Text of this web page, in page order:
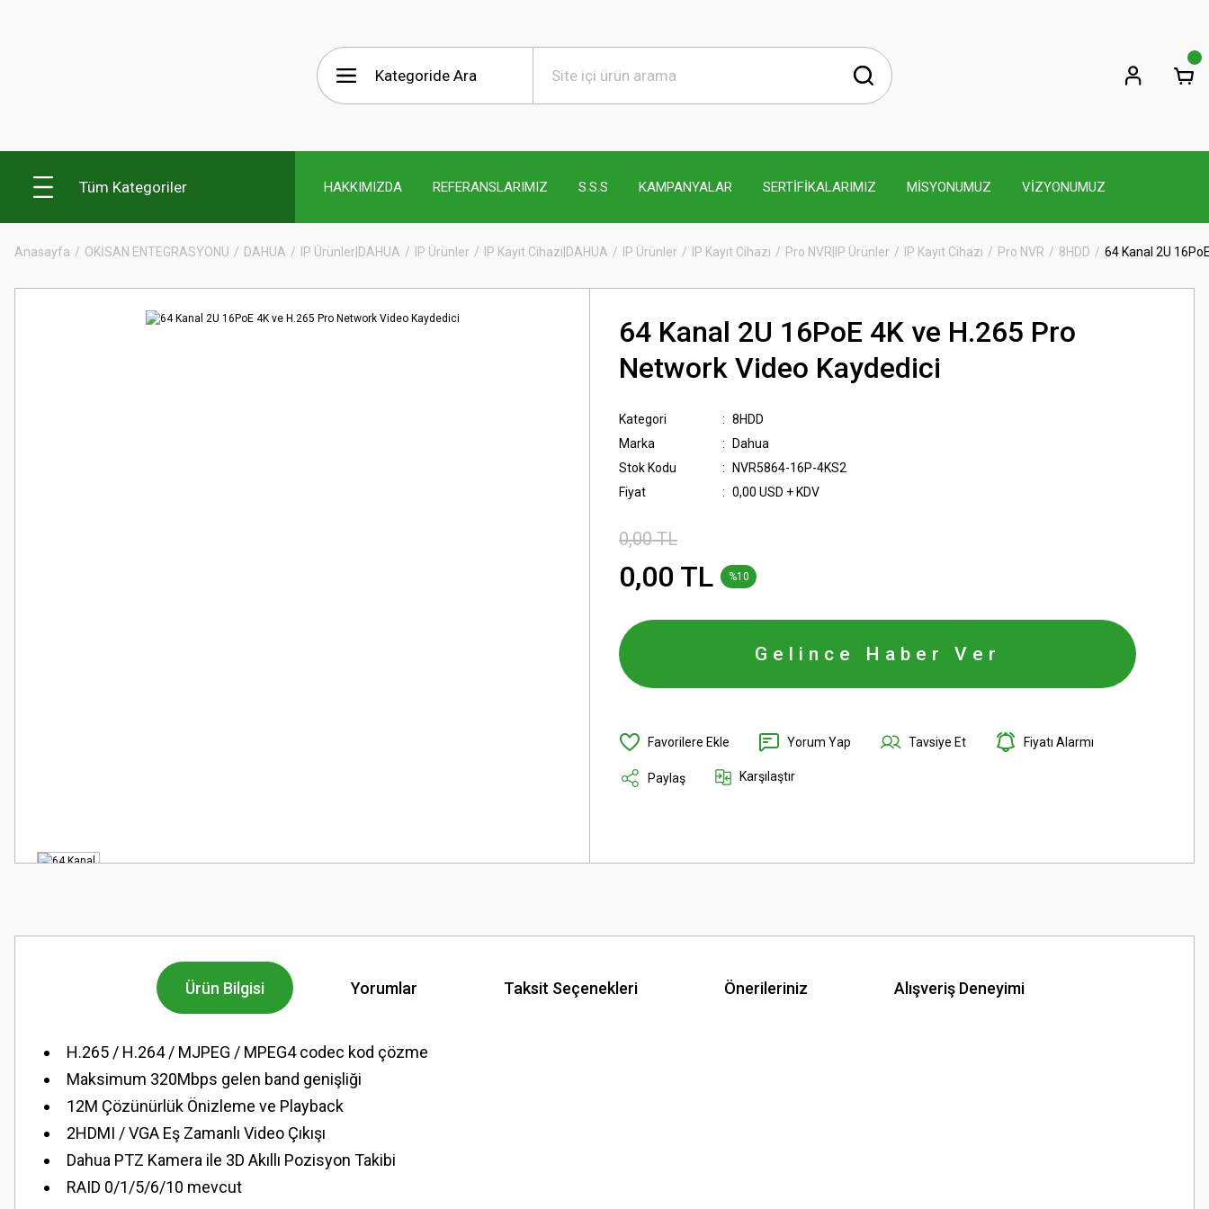
Tüm Kategoriler HAKKIMIZDA REFERANSLARIMIZ S.S.S KAMPANYALAR SERTİFİKALARIMIZ MİSYONUMUZ VİZYONUMUZ
Anasayfa OKİSAN ENTEGRASYONU DAHUA IP Ürünler|DAHUA IP Ürünler IP Kayıt Cihazı|DAHUA IP Ürünler IP Kayıt Cihazı Pro NVR|IP Ürünler IP Kayıt Cihazı Pro NVR 8HDD 64 Kanal 2U
64 Kanal 2U 16PoE 4K ve H.265 Pro
Network Video Kaydedici
Kategori
8HDD
Marka
Dahua
Stok Kodu
NVR5864-16P-4KS2
Fiyat
0,00 USD + KDV
0,00 TL
0,00 TL %10
Gelince Haber Ver
Yorum Yap Tavsiye Et Fiyatı Alarmı
Paylaş Karşılaştır
Ürün Bilgisi Yorumlar Taksit Seçenekleri Önerileriniz Alışveriş Deneyimi
H.265 / H.264 / MJPEG / MPEG4 codec kod çözme
Maksimum 320Mbps gelen band genişliği
12M Çözünürlük Önizleme ve Playback
2HDMI / VGA Eş Zamanlı Video Çıkışı
Dahua PTZ Kamera ile 3D Akıllı Pozisyon Takibi
RAID 0/1/5/6/10 mevcut